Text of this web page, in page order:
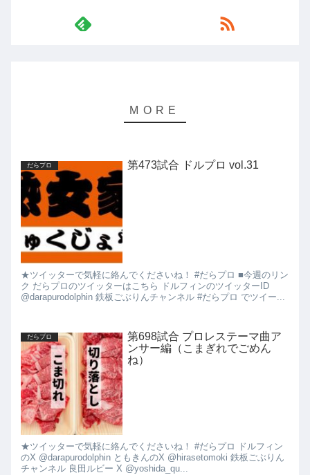
だらプロ 第473試合 ドルプロ vol.31
★ツイッターで気軽に絡んでくださいね！ #だらプロ ■今週のリン
ク だらプロのツイッターはこちら ドルフィンのツイッターID
@darapurodolphin 鉄板ごぶりんチャンネル #だらプロ でツイー...
だらプロ
第698試合 プロレステーマ曲ア
ンサー編（こまぎれでごめん
ね）
★ツイッターで気軽に絡んでくださいね！ #だらプロ ドルフィン
のX @darapurodolphin ともきんのX @hirasetomoki 鉄板ごぶりん
チャンネル 良田ルビー X @yoshida_qu...